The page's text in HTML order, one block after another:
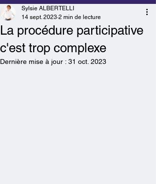
La procédure participative
c'est trop complexe
Sylsie ALBERTELLI
14 sept. 2023 2 min de lecture
Dernière mise à jour : 31 oct. 2023